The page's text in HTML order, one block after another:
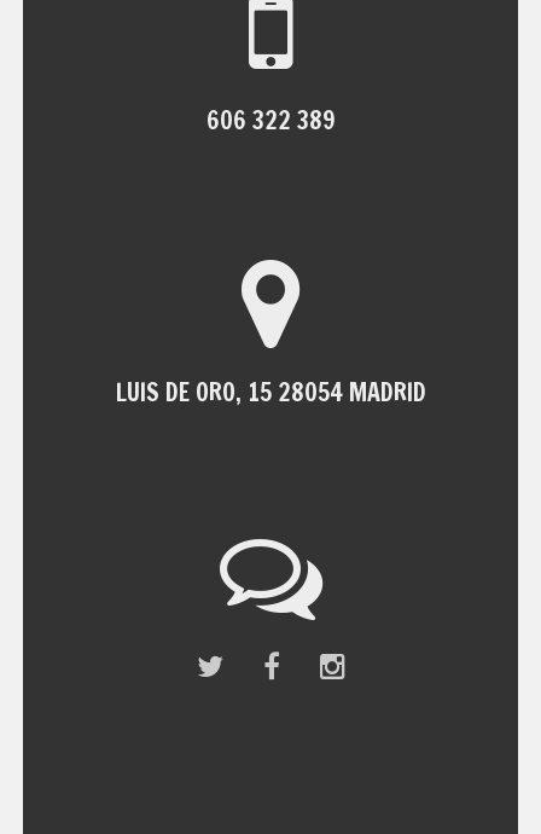
606 322 389
LUIS DE ORO, 15 28054 MADRID